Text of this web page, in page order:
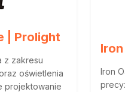
| Prolight
z zakresu
oświetlenia
projektowanie
Iron